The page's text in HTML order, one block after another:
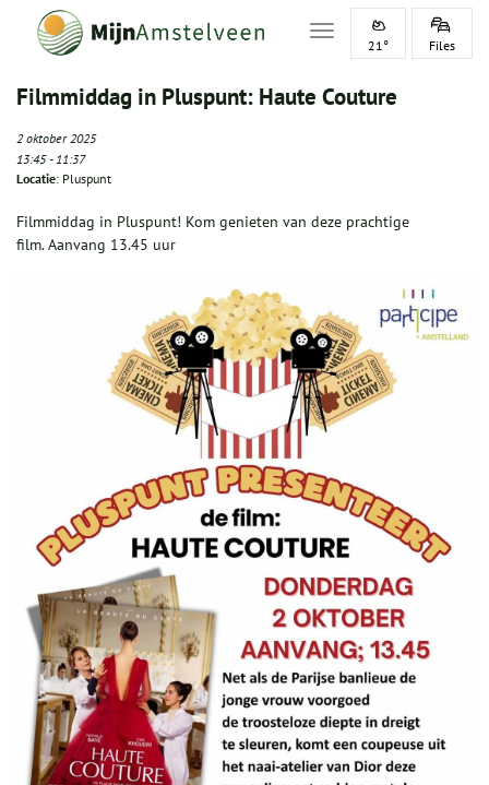
Toggle navigation
21° Files
Filmmiddag in Pluspunt: Haute Couture
2 oktober 2025
13:45-11:37
Locatie: Pluspunt
Filmmiddag in Pluspunt! Kom genieten van deze prachtige
film.Aanvang 13.45 uur